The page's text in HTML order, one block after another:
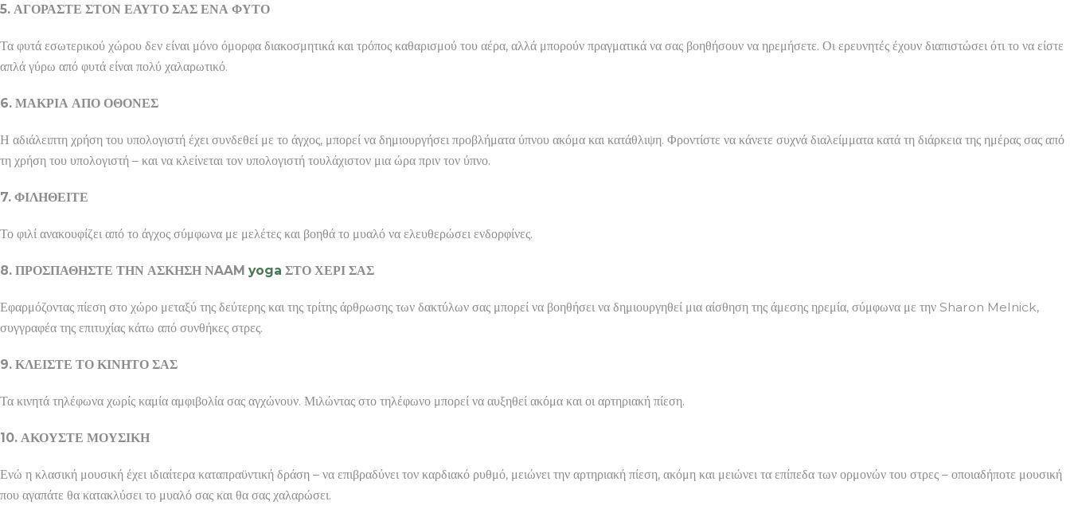
5. ΑΓΟΡΑΣΤΕ ΣΤΟΝ ΕΑΥΤΟ ΣΑΣ ΕΝΑ ΦΥΤΟ
Τα φυτά εσωτερικού χώρου δεν είναι μόνο όμορφα διακοσμητικά και τρόπος καθαρισμού του αέρα, αλλά μπορούν πραγματικά να σας βοηθήσουν να ηρεμήσετε. Οι ερευνητές έχουν διαπιστώσει ότι το να είστε
απλά γύρω από φυτά είναι πολύ χαλαρωτικό.
6. ΜΑΚΡΙΑ ΑΠΟ ΟΘΟΝΕΣ
Η αδιάλειπτη χρήση του υπολογιστή έχει συνδεθεί με το άγχος, μπορεί να δημιουργήσει προβλήματα ύπνου ακόμα και κατάθλιψη. Φροντίστε να κάνετε συχνά διαλείμματα κατά τη διάρκεια της ημέρας σας από
τη χρήση του υπολογιστή – και να κλείνεται τον υπολογιστή τουλάχιστον μια ώρα πριν τον ύπνο.
7. ΦΙΛΗΘΕΙΤΕ
Το φιλί ανακουφίζει από το άγχος σύμφωνα με μελέτες και βοηθά το μυαλό να ελευθερώσει ενδορφίνες.
8. ΠΡΟΣΠΑΘΗΣΤΕ ΤΗΝ ΑΣΚΗΣΗ ΝAAM yoga ΣΤΟ ΧΕΡΙ ΣΑΣ
Εφαρμόζοντας πίεση στο χώρο μεταξύ της δεύτερης και της τρίτης άρθρωσης των δακτύλων σας μπορεί να βοηθήσει να δημιουργηθεί μια αίσθηση της άμεσης ηρεμία, σύμφωνα με την Sharon Melnick,
συγγραφέα της επιτυχίας κάτω από συνθήκες στρες.
9. ΚΛΕΙΣΤΕ ΤΟ ΚΙΝΗΤΟ ΣΑΣ
Τα κινητά τηλέφωνα χωρίς καμία αμφιβολία σας αγχώνουν. Μιλώντας στο τηλέφωνο μπορεί να αυξηθεί ακόμα και οι αρτηριακή πίεση.
10. ΑΚΟΥΣΤΕ ΜΟΥΣΙΚΗ
Ενώ η κλασική μουσική έχει ιδιαίτερα καταπραϋντική δράση – να επιβραδύνει τον καρδιακό ρυθμό, μειώνει την αρτηριακή πίεση, ακόμη και μειώνει τα επίπεδα των ορμονών του στρες – οποιαδήποτε μουσική
που αγαπάτε θα κατακλύσει το μυαλό σας και θα σας χαλαρώσει.